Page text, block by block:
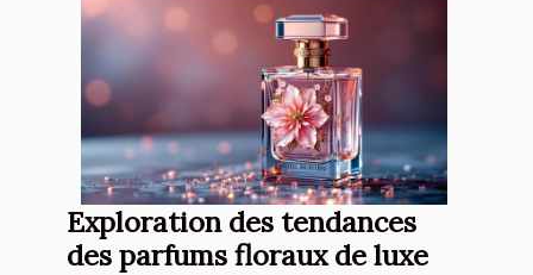
Exploration des tendances
des parfums floraux de luxe